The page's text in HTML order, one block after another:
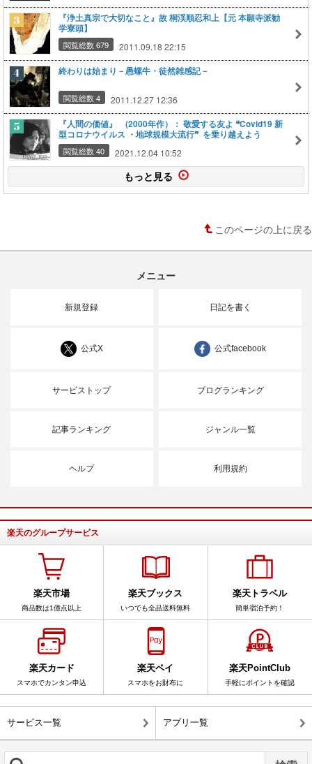
『浄土真宗で大切なこと』故 桐渓順忍和上【元 本願寺派勧
学寮頭】
閲覧総数 679 2011.09.18 22:15
終わりは始まり－愚螺牛・徒然雑感記－
閲覧総数 4 2011.12.27 12:36
『人間の価値』 (2000年作）： 敬愛する友よ ❝Covid19 新
型コロナウイルス ・地球規模大流行​❞ ​​ を乗り越えよう
閲覧総数 40 2021.12.04 10:52
もっと見る
このページの上に戻る
メニュー
新規登録 日記を書く
公式X 公式facebook
サービストップ ブログランキング
記事ランキング ジャンル一覧
ヘルプ 利用規約
楽天のグループサービス
楽天市場
商品数は1億点以上
楽天ブックス
いつでも全品送料無料
楽天トラベル
簡単宿泊予約！
楽天カード
スマホでカンタン申込
楽天ペイ
スマホをお財布に
楽天PointClub
手軽にポイントを確認
サービス一覧 アプリ一覧